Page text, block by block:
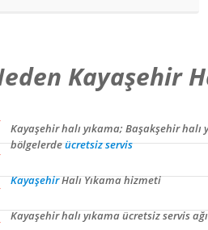
Kayaşehir
Kayaşehir halı yıkama; Başakşehir halı
bölgelerdeücretsiz servis
KayaşehirHalı Yıkama hizmeti
Kayaşehir halı yıkama ücretsiz servis